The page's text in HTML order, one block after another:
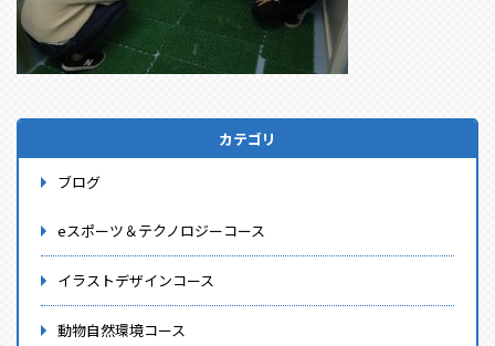
カテゴリ
ブログ
eスポーツ＆テクノロジーコース
イラストデザインコース
動物自然環境コース